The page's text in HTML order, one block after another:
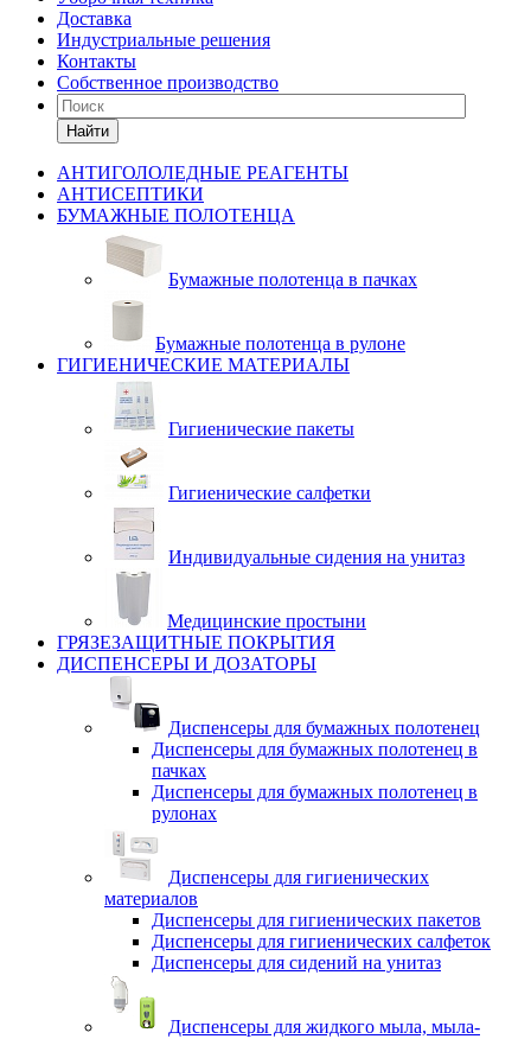
Доставка
Индустриальные решения
Контакты
Собственное производство
Найти
АНТИГОЛОЛЕДНЫЕ РЕАГЕНТЫ
АНТИСЕПТИКИ
БУМАЖНЫЕ ПОЛОТЕНЦА
Бумажные полотенца в пачках
Бумажные полотенца в рулоне
ГИГИЕНИЧЕСКИЕ МАТЕРИАЛЫ
Гигиенические пакеты
Гигиенические салфетки
Индивидуальные сидения на унитаз
Медицинские простыни
ГРЯЗЕЗАЩИТНЫЕ ПОКРЫТИЯ
ДИСПЕНСЕРЫ И ДОЗАТОРЫ
Диспенсеры для бумажных полотенец
Диспенсеры для бумажных полотенец в
пачках
Диспенсеры для бумажных полотенец в
рулонах
Диспенсеры для гигиенических
материалов
Диспенсеры для гигиенических пакетов
Диспенсеры для гигиенических салфеток
Диспенсеры для сидений на унитаз
Диспенсеры для жидкого мыла, мыла-